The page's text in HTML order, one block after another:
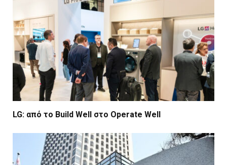
LG: από το Build Well στο Operate Well